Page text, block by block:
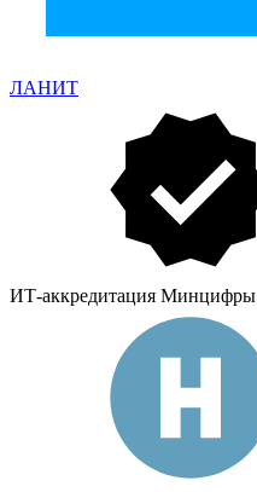
ЛАНИТ
ИТ-аккредитация Минцифры